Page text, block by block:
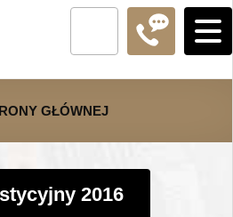
GŁÓWNEJ
2016